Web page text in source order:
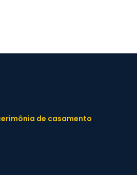
de casamento